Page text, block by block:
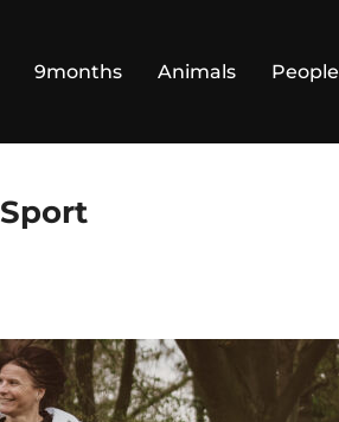
9months Animals People
Sport